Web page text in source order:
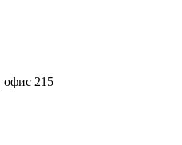
офис 215